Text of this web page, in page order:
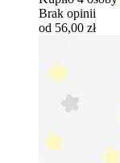
Brak opinii
od 56,00 zł